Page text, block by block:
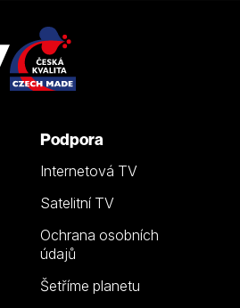
Podpora
Internetová TV
Satelitní TV
Ochrana osobních
údajů
Šetříme planetu